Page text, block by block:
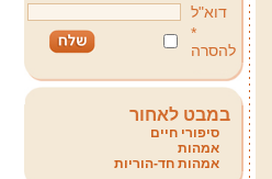
דוא"ל
*
להסרה
במבט לאחור
סיפורי חיים
אמהות
אמהות חד-הוריות